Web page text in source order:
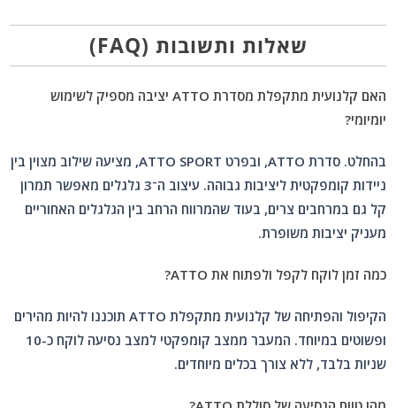
שאלות ותשובות (FAQ)
האם קלנועית מתקפלת מסדרת ATTO יציבה מספיק לשימוש
יומיומי?
בהחלט. סדרת ATTO, ובפרט ATTO SPORT, מציעה שילוב מצוין בין
ניידות קומפקטית ליציבות גבוהה. עיצוב ה־3 גלגלים מאפשר תמרון
קל גם במרחבים צרים, בעוד שהמרווח הרחב בין הגלגלים האחוריים
מעניק יציבות משופרת.
כמה זמן לוקח לקפל ולפתוח את ATTO?
הקיפול והפתיחה של קלנועית מתקפלת ATTO תוכננו להיות מהירים
ופשוטים במיוחד. המעבר ממצב קומפקטי למצב נסיעה לוקח כ-10
שניות בלבד, ללא צורך בכלים מיוחדים.